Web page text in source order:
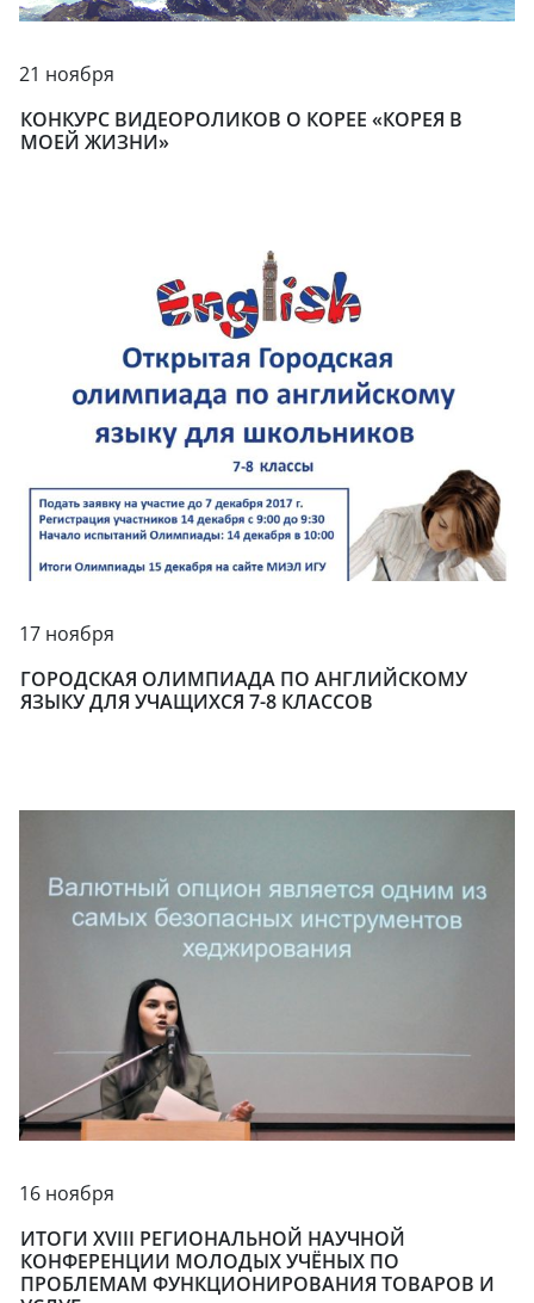
21 ноября
КОНКУРС ВИДЕОРОЛИКОВ О КОРЕЕ «КОРЕЯ В
МОЕЙ ЖИЗНИ»
17 ноября
ГОРОДСКАЯ ОЛИМПИАДА ПО АНГЛИЙСКОМУ
ЯЗЫКУ ДЛЯ УЧАЩИХСЯ 7-8 КЛАССОВ
16 ноября
ИТОГИ ХVIII РЕГИОНАЛЬНОЙ НАУЧНОЙ
КОНФЕРЕНЦИИ МОЛОДЫХ УЧЁНЫХ ПО
ПРОБЛЕМАМ ФУНКЦИОНИРОВАНИЯ ТОВАРОВ И